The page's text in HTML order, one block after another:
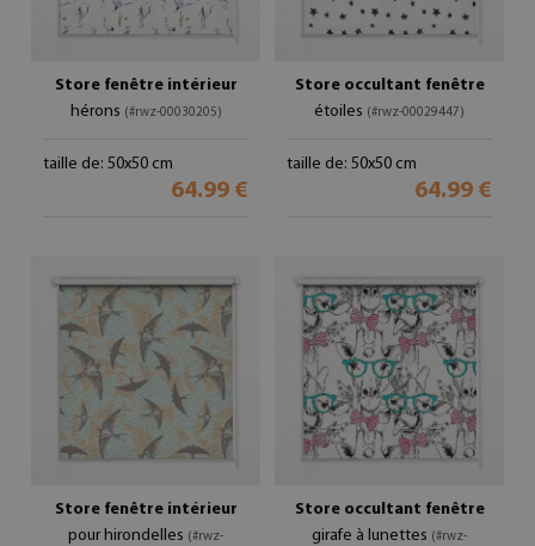
Store fenêtre intérieur
hérons (#rwz-00030205)
taille de: 50x50 cm
64.99 €
Store occultant fenêtre
étoiles (#rwz-00029447)
taille de: 50x50 cm
64.99 €
Store fenêtre intérieur
pour hirondelles (#rwz-
Store occultant fenêtre
girafe à lunettes (#rwz-